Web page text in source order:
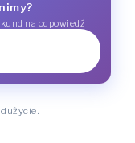
na odpowiedź